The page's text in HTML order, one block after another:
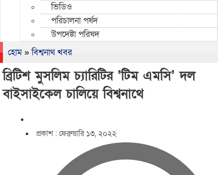
ভিডিও
পরিচালনা পর্ষদ
উপদেষ্টা পরিষদ
হোম»বিশ্বনাথ খবর
ব্রিটিশ মুসলিম চ্যারিটির ‘টিম এমসি’ দল
বাইসাইকেল চালিয়ে বিশ্বনাথে
প্রকাশ :ফেব্রুয়ারি ১৩, ২০২২